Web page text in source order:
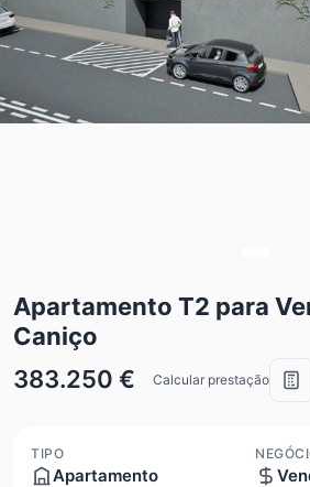
Apartamento T2 para
Caniço
383.250 €
Calcular prestação
TIPO
Apartamento